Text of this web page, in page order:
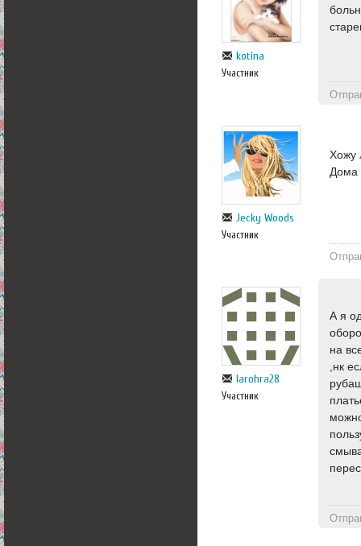
kotina
Участник
Jecky Woods
Участник
Хожу
Дома
larohra28
Участник
А я
на
,нк